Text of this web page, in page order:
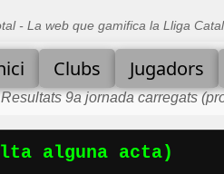
- La web que gamifica la Lliga
Clubs Jugadors
Resultats 9a jornada carregats
alguna acta)